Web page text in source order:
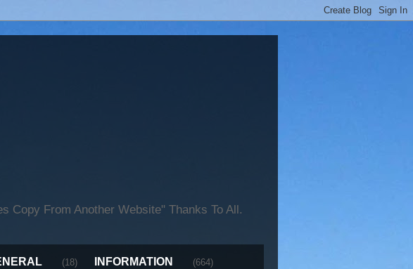
From Another Website" Thanks To All.
(18) INFORMATION (664)